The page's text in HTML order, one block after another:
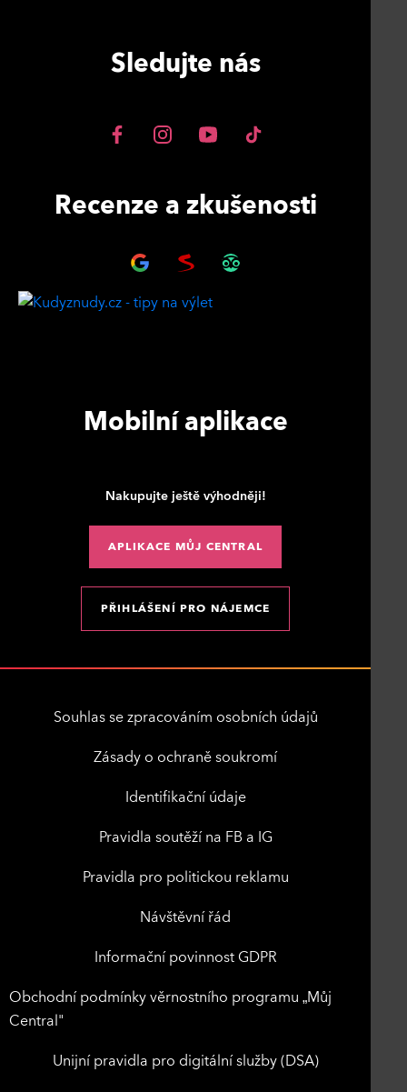
Sledujte nás
Recenze a zkušenosti
Mobilní aplikace
Nakupujte ještě výhodněji!
APLIKACE MŮJ CENTRAL
PŘIHLÁŠENÍ PRO NÁJEMCE
Souhlas se zpracováním osobních údajů
Zásady o ochraně soukromí
Identifikační údaje
Pravidla soutěží na FB a IG
Pravidla pro politickou reklamu
Návštěvní řád
Informační povinnost GDPR
Obchodní podmínky věrnostního programu „Můj
Central"
Unijní pravidla pro digitální služby (DSA)